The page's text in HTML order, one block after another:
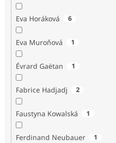
Eva Horáková 6
Eva Muroňová 1
Évrard Gaëtan 1
Fabrice Hadjadj 2
Faustyna Kowalská 1
Ferdinand Neubauer 1